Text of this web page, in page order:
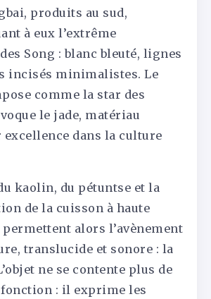
produits au sud,
à eux l’extrême
Song : blanc bleuté, lignes
incisés minimalistes. Le
comme la star des
le jade, matériau
dans la culture
kaolin, du pétuntse et la
de la cuisson à haute
alors l’avènement
translucide et sonore : la
ne se contente plus de
: il exprime les